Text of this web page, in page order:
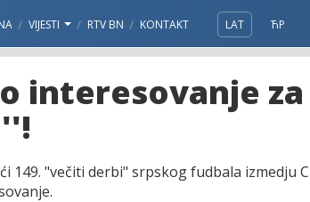
VIJESTI RTV BN KONTAKT LAT ЋР
interesovanje
149. "večiti derbi" srpskog fudbala izmedju